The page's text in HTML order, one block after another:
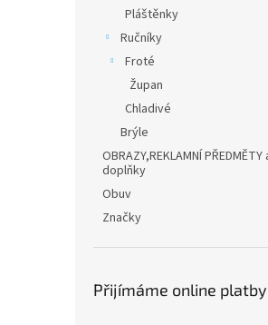
Pláštěnky
Ručníky
Froté
Župan
Chladivé
Brýle
OBRAZY,REKLAMNÍ
doplňky
Obuv
Značky
Přijímáme online platby